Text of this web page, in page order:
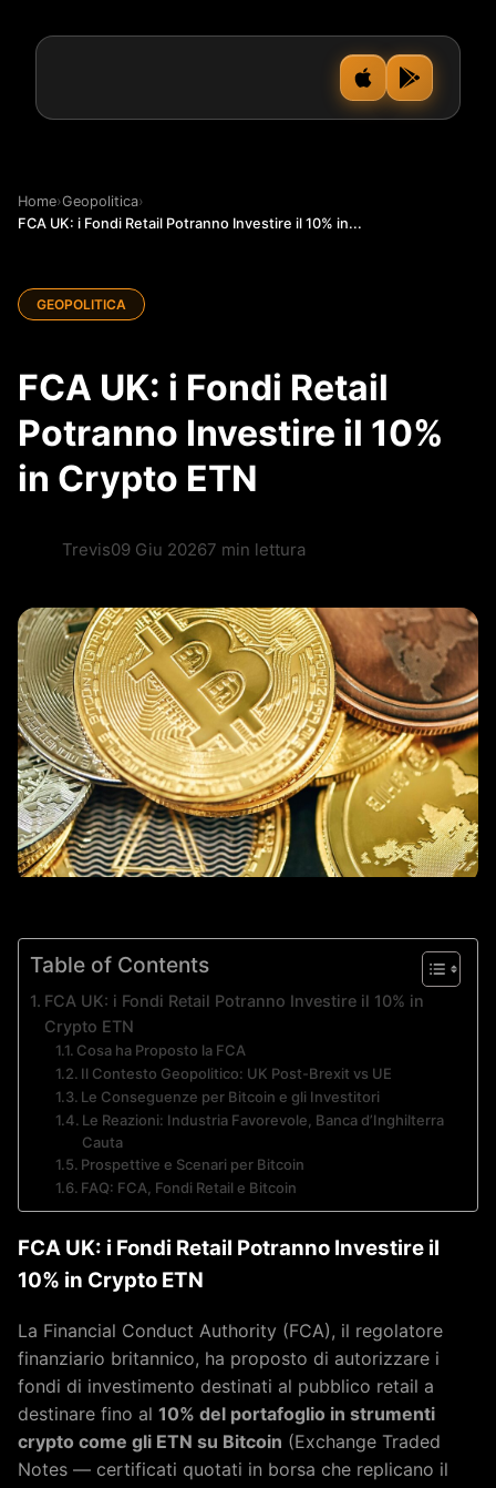
Home›Geopolitica›
FCA UK: i Fondi Retail Potranno Investire il 10% in...
GEOPOLITICA
FCA UK: i Fondi Retail
Potranno Investire il 10%
in Crypto ETN
Trevis09 Giu 20267 min lettura
Table of Contents
FCA UK: i Fondi Retail Potranno Investire il 10% in
Crypto ETN
Cosa ha Proposto la FCA
Il Contesto Geopolitico: UK Post-Brexit vs UE
Le Conseguenze per Bitcoin e gli Investitori
Le Reazioni: Industria Favorevole, Banca d’Inghilterra
Cauta
Prospettive e Scenari per Bitcoin
FAQ: FCA, Fondi Retail e Bitcoin
FCA UK: i Fondi Retail Potranno Investire il
10% in Crypto ETN
La Financial Conduct Authority (FCA), il regolatore
finanziario britannico, ha proposto di autorizzare i
fondi di investimento destinati al pubblico retail a
destinare fino al 10% del portafoglio in strumenti
crypto come gli ETN su Bitcoin (Exchange Traded
Notes — certificati quotati in borsa che replicano il